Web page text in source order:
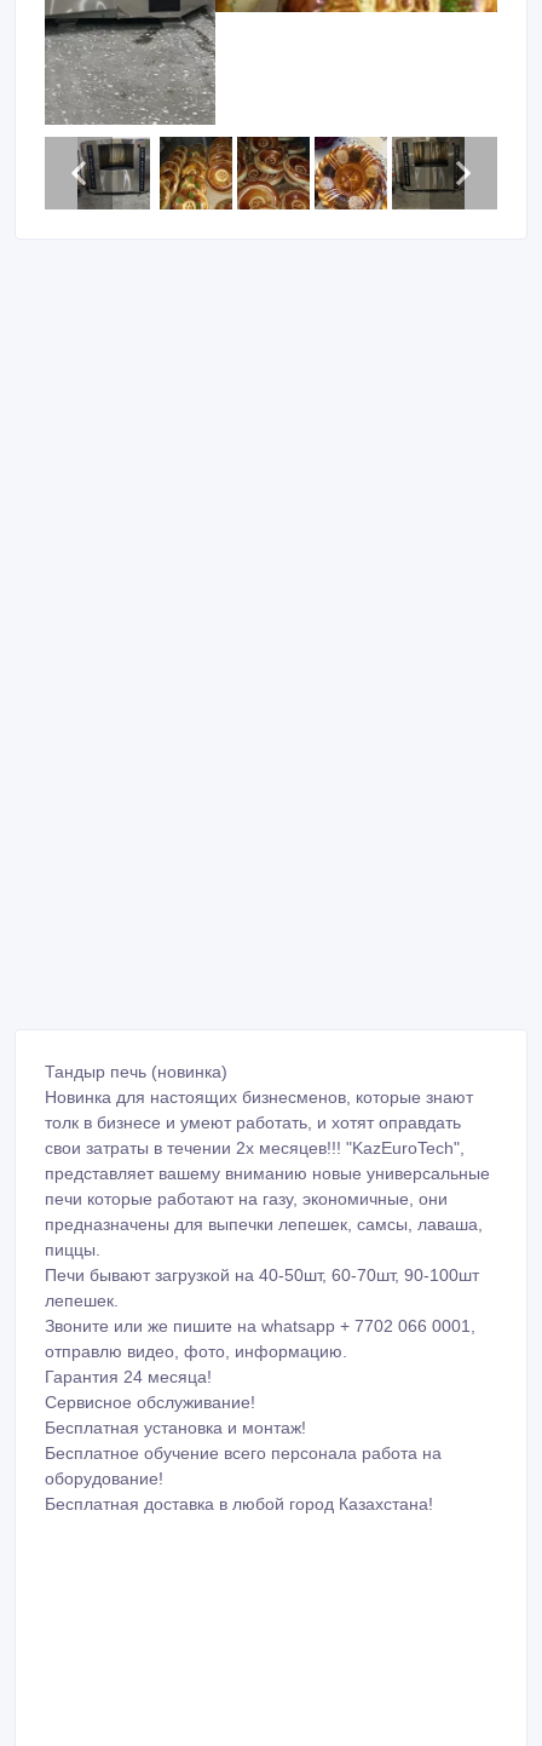
представляет вашему вниманию новые универсальные
печи которые работают на газу, экономичные, они
предназначены для выпечки лепешек, самсы, лаваша,
Печи бывают загрузкой на 40-50шт, 60-70шт, 90-100шт
лепешек.
Звоните или же пишите на whatsapp + 7702 066 0001,
отправлю видео, фото, информацию.
Гарантия 24 месяца!
Сервисное обслуживание!
Бесплатная установка и монтаж!
Бесплатное обучение всего персонала работа на
оборудование!
Бесплатная доставка в любой город Казахстана!